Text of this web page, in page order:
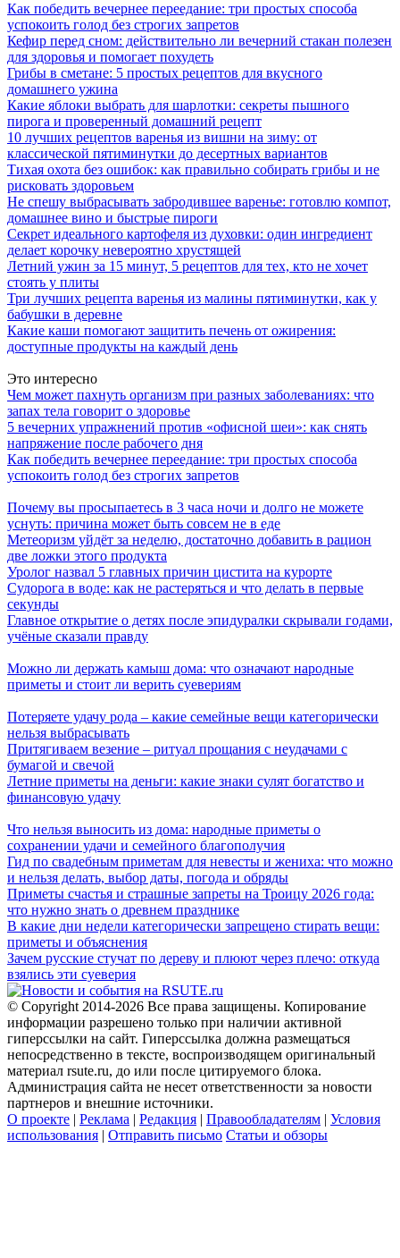
Как победить вечернее переедание: три простых способа
успокоить голод без строгих запретов
Кефир перед сном: действительно ли вечерний стакан полезен
для здоровья и помогает похудеть
Грибы в сметане: 5 простых рецептов для вкусного
домашнего ужина
Какие яблоки выбрать для шарлотки: секреты пышного
пирога и проверенный домашний рецепт
10 лучших рецептов варенья из вишни на зиму: от
классической пятиминутки до десертных вариантов
Тихая охота без ошибок: как правильно собирать грибы и не
рисковать здоровьем
Не спешу выбрасывать забродившее варенье: готовлю компот,
домашнее вино и быстрые пироги
Секрет идеального картофеля из духовки: один ингредиент
делает корочку невероятно хрустящей
Летний ужин за 15 минут, 5 рецептов для тех, кто не хочет
стоять у плиты
Три лучших рецепта варенья из малины пятиминутки, как у
бабушки в деревне
Какие каши помогают защитить печень от ожирения:
доступные продукты на каждый день
Это интересно
Чем может пахнуть организм при разных заболеваниях: что
запах тела говорит о здоровье
5 вечерних упражнений против «офисной шеи»: как снять
напряжение после рабочего дня
Как победить вечернее переедание: три простых способа
успокоить голод без строгих запретов
Почему вы просыпаетесь в 3 часа ночи и долго не можете
уснуть: причина может быть совсем не в еде
Метеоризм уйдёт за неделю, достаточно добавить в рацион
две ложки этого продукта
Уролог назвал 5 главных причин цистита на курорте
Судорога в воде: как не растеряться и что делать в первые
секунды
Главное открытие о детях после эпидуралки скрывали годами,
учёные сказали правду
Можно ли держать камыш дома: что означают народные
приметы и стоит ли верить суевериям
Потеряете удачу рода – какие семейные вещи категорически
нельзя выбрасывать
Притягиваем везение – ритуал прощания с неудачами с
бумагой и свечой
Летние приметы на деньги: какие знаки сулят богатство и
финансовую удачу
Что нельзя выносить из дома: народные приметы о
сохранении удачи и семейного благополучия
Гид по свадебным приметам для невесты и жениха: что можно
и нельзя делать, выбор даты, погода и обряды
Приметы счастья и страшные запреты на Троицу 2026 года:
что нужно знать о древнем празднике
В какие дни недели категорически запрещено стирать вещи:
приметы и объяснения
Зачем русские стучат по дереву и плюют через плечо: откуда
взялись эти суеверия
© Copyright 2014-2026 Все права защищены. Копирование
информации разрешено только при наличии активной
гиперссылки на сайт. Гиперссылка должна размещаться
непосредственно в тексте, воспроизводящем оригинальный
материал rsute.ru, до или после цитируемого блока.
Администрация сайта не несет ответственности за новости
партнеров и внешние источники.
О проекте | Реклама | Редакция | Правообладателям | Условия
использования | Отправить письмо Статьи и обзоры